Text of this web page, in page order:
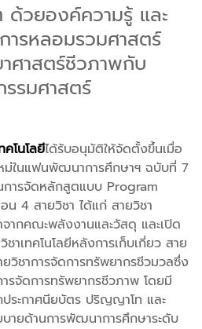
ด้วยองค์ความรู้ และ
ารหลอมรวมศาสตร์
ศาสตร์ชีวภาพกับ
รมศาสตร์
โนโลยีได้รับอนุมัติให้จัดตั้งขึ้นเมื่อ
ม่ในแฟนพัฒนาการศึกษาฯ ฉบับที่ 7
การจัดหลักสูตแบบ Program
น 4 สายวิชา ได้แก่ สายวิชา
จากคณะพลังงานและวัสดุ และเปิด
าเทคโนโลยีหลังการเก็บเกี่ยว สาย
ยวิชาการจัดการทรัพยากรชีวมวลซึ่ง
รจัดการทรัพยากรชีวภาพ โดยมี
ระกาศนียบัตร ปริญญาโท และ
ายด้านการพัฒนาการศึกษาระดับ